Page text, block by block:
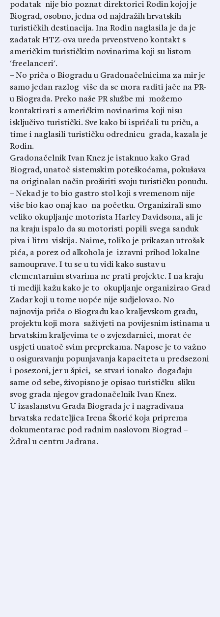
podatak nije bio poznat direktorici Rodin kojoj je
Biograd, osobno, jedna od najdražih hrvatskih
turističkih destinacija. Ina Rodin naglasila je da je
zadatak HTZ-ova ureda prvenstveno kontakt s
američkim turističkim novinarima koji su listom
'freelanceri'.
– No priča o Biogradu u Gradonačelnicima za mir je
samo jedan razlog više da se mora raditi jače na PR-
u Biograda. Preko naše PR službe mi možemo
kontaktirati s američkim novinarima koji nisu
isključivo turistički. Sve kako bi ispričali tu priču, a
time i naglasili turističku odrednicu grada, kazala je
Rodin.
Gradonačelnik Ivan Knez je istaknuo kako Grad
Biograd, unatoč sistemskim poteškoćama, pokušava
na originalan način proširiti svoju turističku ponudu.
– Nekad je to bio gastro stol koji s vremenom nije
više bio kao onaj kao na početku. Organizirali smo
veliko okupljanje motorista Harley Davidsona, ali je
na kraju ispalo da su motoristi popili svega sanduk
piva i litru viskija. Naime, toliko je prikazan utrošak
pića, a porez od alkohola je izravni prihod lokalne
samouprave. I tu se u tu vidi kako sustav u
elementarnim stvarima ne prati projekte. I na kraju
ti mediji kažu kako je to okupljanje organizirao Grad
Zadar koji u tome uopće nije sudjelovao. No
najnovija priča o Biogradu kao kraljevskom gradu,
projektu koji mora saživjeti na povijesnim istinama u
hrvatskim kraljevima te o zvjezdarnici, morat će
uspjeti unatoč svim preprekama. Napose je to važno
u osiguravanju popunjavanja kapaciteta u predsezoni
i posezoni, jer u špici, se stvari ionako događaju
same od sebe, živopisno je opisao turističku sliku
svog grada njegov gradonačelnik Ivan Knez.
U izaslanstvu Grada Biograda je i nagrađivana
hrvatska redateljica Irena Škorić koja priprema
dokumentarac pod radnim naslovom Biograd –
Ždral u centru Jadrana.